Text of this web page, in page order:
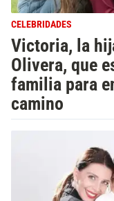
CELEBRIDADES
Victoria, la
Olivera, que
familia para
camino